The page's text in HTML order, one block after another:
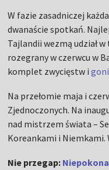
W fazie zasadniczej
dwanaście spotkań.
Tajlandii wezmą udział
rozegrany w czerwcu w
komplet zwycięstw i
Na przełomie maja i
Zjednoczonych. Na
nad mistrzem świata –
Koreankami i Niemkami.
Nie przegap: